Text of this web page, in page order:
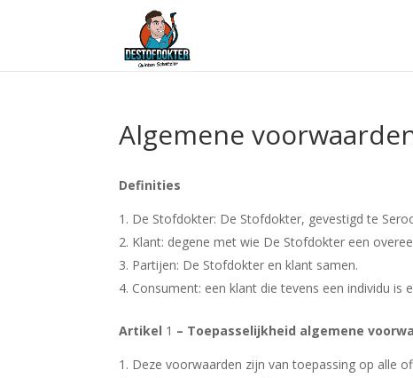
Algemene
Definities
De Stofdokter: De Stofdokter, gevestigd te
Klant: degene met wie De Stofdokter een
Partijen: De Stofdokter en klant samen.
Consument: een klant die tevens een individu is
Artikel 1 – Toepasselijkheid algemene
Deze voorwaarden zijn van toepassing op alle